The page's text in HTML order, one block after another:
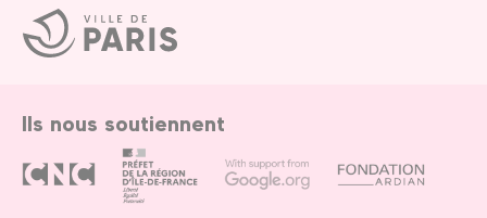
Ville
de
Paris
Ils nous soutiennent